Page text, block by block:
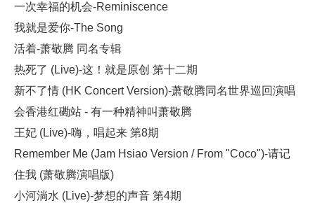
一次幸福的机会-Reminiscence
我就是爱你-The Song
活着-萧敬腾 同名专辑
热死了 (Live)-这！就是原创 第十二期
新不了情 (HK Concert Version)-萧敬腾同名世界巡回演唱
会香港红磡站 - 有一种精神叫萧敬腾
王妃 (Live)-嗨，唱起来 第8期
Remember Me (Jam Hsiao Version / From "Coco")-请记
住我 (萧敬腾演唱版)
小河淌水 (Live)-梦想的声音 第4期